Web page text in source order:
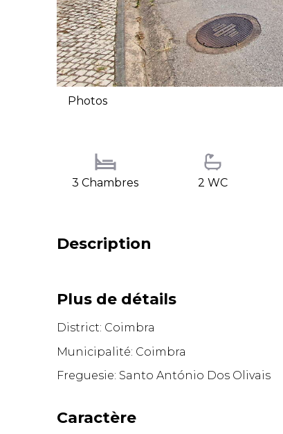
Photos
3 Chambres 2 WC
Description
Plus de détails
District: Coimbra
Municipalité: Coimbra
Freguesie: Santo António Dos Olivais
Caractère